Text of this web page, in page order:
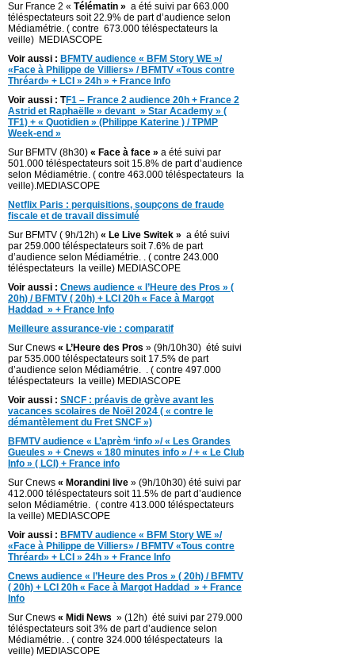
Sur France 2 « Télématin » a été suivi par 663.000
téléspectateurs soit 22.9% de part d’audience selon
Médiamétrie. ( contre 673.000 téléspectateurs la
veille) MEDIASCOPE
Voir aussi : BFMTV audience « BFM Story WE »/
«Face à Philippe de Villiers» / BFMTV «Tous contre
Thréard» + LCI » 24h » + France Info
Voir aussi : TF1 – France 2 audience 20h + France 2
Astrid et Raphaëlle » devant » Star Academy » (
TF1) + « Quotidien » (Philippe Katerine ) / TPMP
Week-end »
Sur BFMTV (8h30) « Face à face » a été suivi par
501.000 téléspectateurs soit 15.8% de part d’audience
selon Médiamétrie. ( contre 463.000 téléspectateurs la
veille).MEDIASCOPE
Netflix Paris : perquisitions, soupçons de fraude
fiscale et de travail dissimulé
Sur BFMTV ( 9h/12h) « Le Live Switek » a été suivi
par 259.000 téléspectateurs soit 7.6% de part
d’audience selon Médiamétrie. . ( contre 243.000
téléspectateurs la veille) MEDIASCOPE
Voir aussi : Cnews audience « l’Heure des Pros » (
20h) / BFMTV ( 20h) + LCI 20h « Face à Margot
Haddad » + France Info
Meilleure assurance-vie : comparatif
Sur Cnews « L’Heure des Pros » (9h/10h30) été suivi
par 535.000 téléspectateurs soit 17.5% de part
d’audience selon Médiamétrie. . ( contre 497.000
téléspectateurs la veille) MEDIASCOPE
Voir aussi : SNCF : préavis de grève avant les
vacances scolaires de Noël 2024 ( « contre le
démantèlement du Fret SNCF »)
BFMTV audience « L’aprèm ‘info »/ « Les Grandes
Gueules » + Cnews « 180 minutes info » / + « Le Club
Info » ( LCI) + France info
Sur Cnews « Morandini live » (9h/10h30) été suivi par
412.000 téléspectateurs soit 11.5% de part d’audience
selon Médiamétrie. ( contre 413.000 téléspectateurs
la veille) MEDIASCOPE
Voir aussi : BFMTV audience « BFM Story WE »/
«Face à Philippe de Villiers» / BFMTV «Tous contre
Thréard» + LCI » 24h » + France Info
Cnews audience « l’Heure des Pros » ( 20h) / BFMTV
( 20h) + LCI 20h « Face à Margot Haddad » + France
Info
Sur Cnews « Midi News » (12h) été suivi par 279.000
téléspectateurs soit 3% de part d’audience selon
Médiamétrie. . ( contre 324.000 téléspectateurs la
veille) MEDIASCOPE